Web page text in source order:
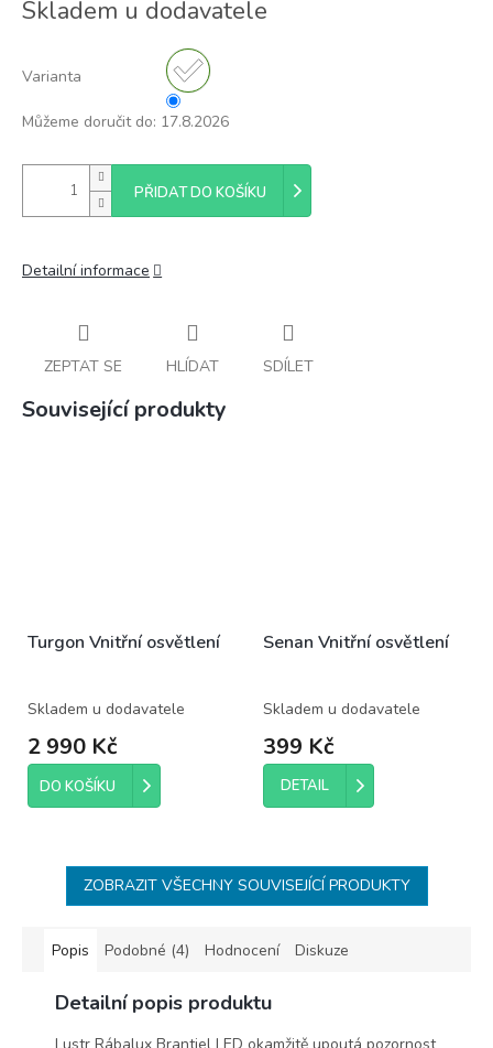
cena:
Skladem u dodavatele
Varianta
Můžeme doručit do: 17.8.2026
PŘIDAT DO KOŠÍKU
Detailní informace
ZEPTAT SE HLÍDAT SDÍLET
Související produkty
Turgon Vnitřní osvětlení
Skladem u dodavatele
2 990 Kč
DO KOŠÍKU
Senan Vnitřní osvětlení
Skladem u dodavatele
399 Kč
DETAIL
ZOBRAZIT VŠECHNY SOUVISEJÍCÍ PRODUKTY
Popis Podobné (4) Hodnocení Diskuze
Detailní popis produktu
Lustr Rábalux Brantiel LED okamžitě upoutá pozornost